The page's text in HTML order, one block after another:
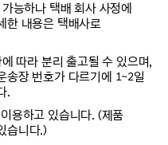
능하나 택배 회사 사정에
한 내용은 택배사로
따라 분리 출고될 수 있으며,
송장 번호가 다르기에 1~2일
.
용하고 있습니다. (제품
습니다.)